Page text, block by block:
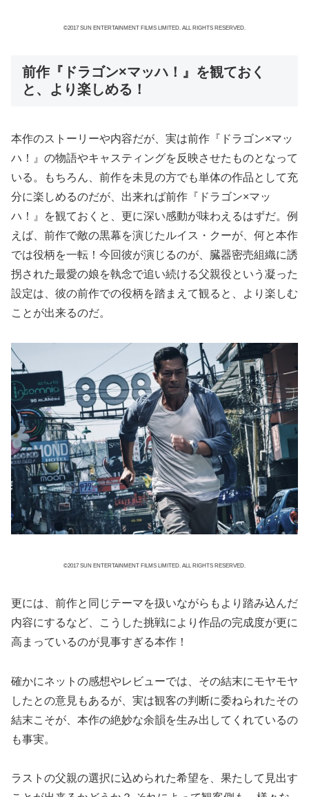
©2017 SUN ENTERTAINMENT FILMS LIMITED. ALL RIGHTS RESERVED.
前作『ドラゴン×マッハ！』を観ておく
と、より楽しめる！
本作のストーリーや内容だが、実は前作『ドラゴン×マッ
ハ！』の物語やキャスティングを反映させたものとなって
いる。もちろん、前作を未見の方でも単体の作品として充
分に楽しめるのだが、出来れば前作『ドラゴン×マッ
ハ！』を観ておくと、更に深い感動が味わえるはずだ。例
えば、前作で敵の黒幕を演じたルイス・クーが、何と本作
では役柄を一転！今回彼が演じるのが、臓器密売組織に誘
拐された最愛の娘を執念で追い続ける父親役という凝った
設定は、彼の前作での役柄を踏まえて観ると、より楽しむ
ことが出来るのだ。
©2017 SUN ENTERTAINMENT FILMS LIMITED. ALL RIGHTS RESERVED.
更には、前作と同じテーマを扱いながらもより踏み込んだ
内容にするなど、こうした挑戦により作品の完成度が更に
高まっているのが見事すぎる本作！
確かにネットの感想やレビューでは、その結末にモヤモヤ
したとの意見もあるが、実は観客の判断に委ねられたその
結末こそが、本作の絶妙な余韻を生み出してくれているの
も事実。
ラストの父親の選択に込められた希望を、果たして見出す